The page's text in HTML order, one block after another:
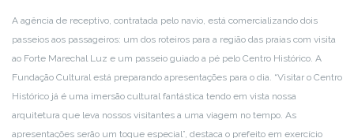
A agência de receptivo, contratada pelo navio, está comercializando dois
passeios aos passageiros: um dos roteiros para a região das praias com visita
ao Forte Marechal Luz e um passeio guiado a pé pelo Centro Histórico. A
Fundação Cultural está preparando apresentações para o dia. “Visitar o Centro
Histórico já é uma imersão cultural fantástica tendo em vista nossa
arquitetura que leva nossos visitantes a uma viagem no tempo. As
apresentações serão um toque especial”, destaca o prefeito em exercício